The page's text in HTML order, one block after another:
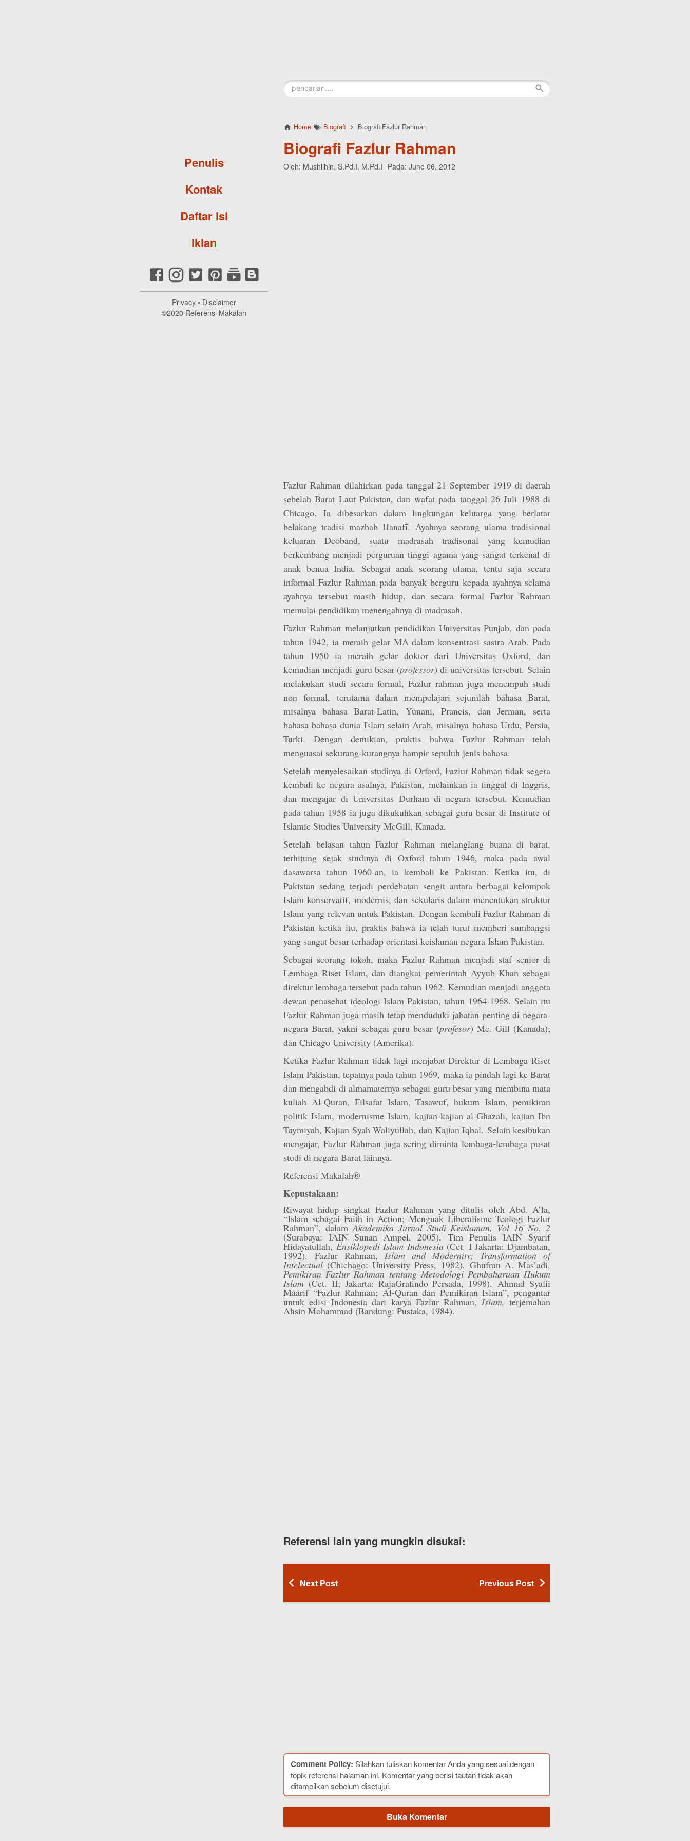
Penulis
Kontak
Daftar Isi
Iklan
Privacy• Disclaimer
©2020 Referensi Makalah
Home Biografi Biografi Fazlur Rahman
Biografi Fazlur Rahman
Oleh: Mushlihin, S.Pd.I, M.Pd.I Pada: June 06, 2012
Fazlur Rahman dilahirkan pada tanggal 21 September 1919 di daerah
sebelah Barat Laut Pakistan, dan wafat pada tanggal 26 Juli 1988 di
Chicago. Ia dibesarkan dalam lingkungan keluarga yang berlatar
belakang tradisi mazhab Hanafī. Ayahnya seorang ulama tradisional
keluaran Deoband, suatu madrasah tradisonal yang kemudian
berkembang menjadi perguruan tinggi agama yang sangat terkenal di
anak benua India. Sebagai anak seorang ulama, tentu saja secara
informal Fazlur Rahman pada banyak berguru kepada ayahnya selama
ayahnya tersebut masih hidup, dan secara formal Fazlur Rahman
memulai pendidikan menengahnya di madrasah.
Fazlur Rahman melanjutkan pendidikan Universitas Punjab, dan pada
tahun 1942, ia meraih gelar MA dalam konsentrasi sastra Arab. Pada
tahun 1950 ia meraih gelar doktor dari Universitas Oxford, dan
kemudian menjadi guru besar (professor) di universitas tersebut. Selain
melakukan studi secara formal, Fazlur rahman juga menempuh studi
non formal, terutama dalam mempelajari sejumlah bahasa Barat,
misalnya bahasa Barat-Latin, Yunani, Prancis, dan Jerman, serta
bahasa-bahasa dunia Islam selain Arab, misalnya bahasa Urdu, Persia,
Turki. Dengan demikian, praktis bahwa Fazlur Rahman telah
menguasai sekurang-kurangnya hampir sepuluh jenis bahasa.
Setelah menyelesaikan studinya di Orford, Fazlur Rahman tidak segera
kembali ke negara asalnya, Pakistan, melainkan ia tinggal di Inggris,
dan mengajar di Universitas Durham di negara tersebut. Kemudian
pada tahun 1958 ia juga dikukuhkan sebagai guru besar di Institute of
Islamic Studies University McGill, Kanada.
Setelah belasan tahun Fazlur Rahman melanglang buana di barat,
terhitung sejak studinya di Oxford tahun 1946, maka pada awal
dasawarsa tahun 1960-an, ia kembali ke Pakistan. Ketika itu, di
Pakistan sedang terjadi perdebatan sengit antara berbagai kelompok
Islam konservatif, modernis, dan sekularis dalam menentukan struktur
Islam yang relevan untuk Pakistan. Dengan kembali Fazlur Rahman di
Pakistan ketika itu, praktis bahwa ia telah turut memberi sumbangsi
yang sangat besar terhadap orientasi keislaman negara Islam Pakistan.
Sebagai seorang tokoh, maka Fazlur Rahman menjadi staf senior di
Lembaga Riset Islam, dan diangkat pemerintah Ayyub Khan sebagai
direktur lembaga tersebut pada tahun 1962. Kemudian menjadi anggota
dewan penasehat ideologi Islam Pakistan, tahun 1964-1968. Selain itu
Fazlur Rahman juga masih tetap menduduki jabatan penting di negara-
negara Barat, yakni sebagai guru besar (profesor) Mc. Gill (Kanada);
dan Chicago University (Amerika).
Ketika Fazlur Rahman tidak lagi menjabat Direktur di Lembaga Riset
Islam Pakistan, tepatnya pada tahun 1969, maka ia pindah lagi ke Barat
dan mengabdi di almamaternya sebagai guru besar yang membina mata
kuliah Al-Quran, Filsafat Islam, Tasawuf, hukum Islam, pemikiran
politik Islam, modernisme Islam, kajian-kajian al-Ghazāli, kajian Ibn
Taymiyah, Kajian Syah Waliyullah, dan Kajian Iqbal. Selain kesibukan
mengajar, Fazlur Rahman juga sering diminta lembaga-lembaga pusat
studi di negara Barat lainnya.
Referensi Makalah®
Kepustakaan:
Riwayat hidup singkat Fazlur Rahman yang ditulis oleh Abd. A’la,
“Islam sebagai Faith in Action; Menguak Liberalisme Teologi Fazlur
Rahman”, dalam Akademika Jurnal Studi Keislaman, Vol 16 No. 2
(Surabaya: IAIN Sunan Ampel, 2005). Tim Penulis IAIN Syarif
Hidayatullah, Ensiklopedi Islam Indonesia (Cet. I Jakarta: Djambatan,
1992). Fazlur Rahman, Islam and Modernity; Transformation of
Intelectual (Chichago: University Press, 1982). Ghufran A. Mas’adi,
Pemikiran Fazlur Rahman tentang Metodologi Pembaharuan Hukum
Islam (Cet. II; Jakarta: RajaGrafindo Persada, 1998). Ahmad Syafii
Maarif “Fazlur Rahman; Al-Quran dan Pemikiran Islam”, pengantar
untuk edisi Indonesia dari karya Fazlur Rahman, Islam,terjemahan
Ahsin Mohammad (Bandung: Pustaka, 1984).
Referensi lain yang mungkin disukai:
Next Post Previous Post
Comment Policy: Silahkan tuliskan komentar Anda yang sesuai dengan
topik referensi halaman ini. Komentar yang berisi tautan tidak akan
ditampilkan sebelum disetujui.
Buka Komentar